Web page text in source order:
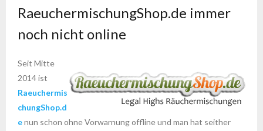
RaeuchermischungShop.de immer
noch nicht online
Seit Mitte
2014 ist
Raeuchermis
chungShop.d
enun schon ohne Vorwarnung offline und man hat seither